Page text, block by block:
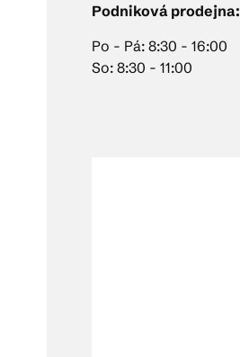
Podniková prodejna:
Po - Pá: 8:30 - 16:00
So: 8:30 - 11:00